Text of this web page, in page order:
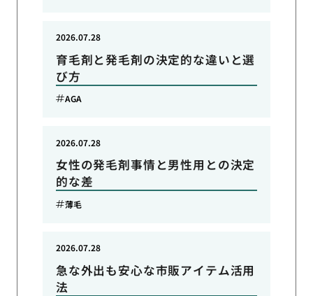
育毛剤と発毛剤の決定的な違いと選
び方
2026.07.28
AGA
女性の発毛剤事情と男性用との決定
的な差
2026.07.28
薄毛
急な外出も安心な市販アイテム活用
法
2026.07.28